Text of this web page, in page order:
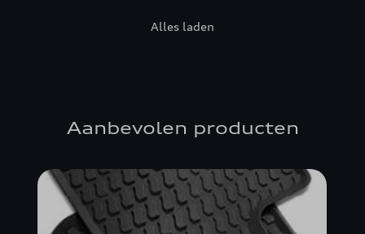
A4 ALLROAD QUATTRO
Alles laden
Aanbevolen producten